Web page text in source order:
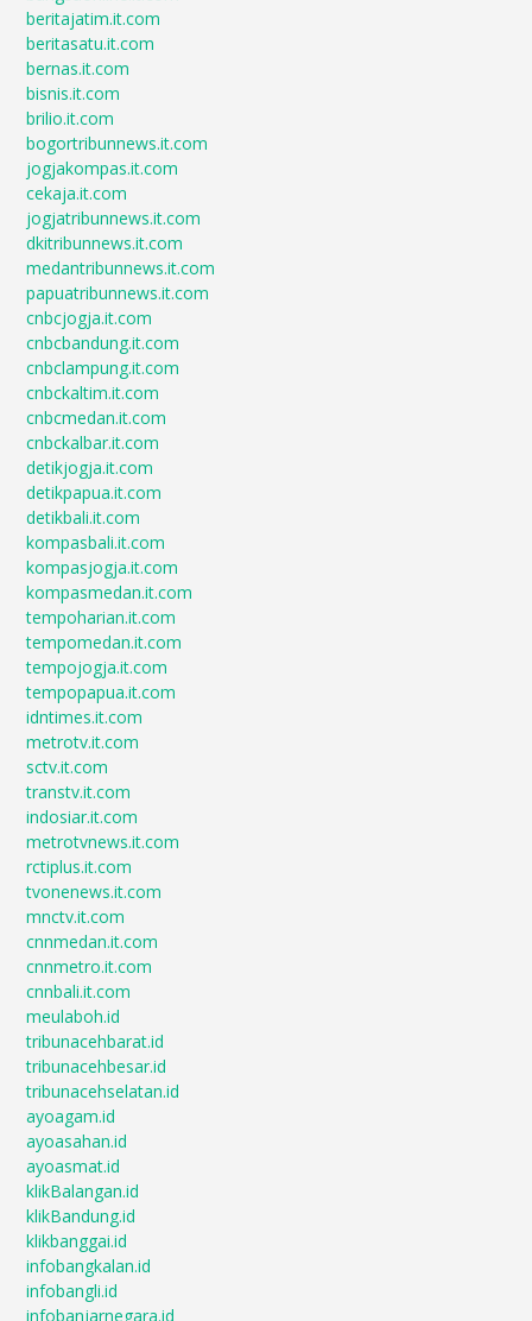
beritajatim.it.com
beritasatu.it.com
bernas.it.com
bisnis.it.com
brilio.it.com
bogortribunnews.it.com
jogjakompas.it.com
cekaja.it.com
jogjatribunnews.it.com
dkitribunnews.it.com
medantribunnews.it.com
papuatribunnews.it.com
cnbcjogja.it.com
cnbcbandung.it.com
cnbclampung.it.com
cnbckaltim.it.com
cnbcmedan.it.com
cnbckalbar.it.com
detikjogja.it.com
detikpapua.it.com
detikbali.it.com
kompasbali.it.com
kompasjogja.it.com
kompasmedan.it.com
tempoharian.it.com
tempomedan.it.com
tempojogja.it.com
tempopapua.it.com
idntimes.it.com
metrotv.it.com
sctv.it.com
transtv.it.com
indosiar.it.com
metrotvnews.it.com
rctiplus.it.com
tvonenews.it.com
mnctv.it.com
cnnmedan.it.com
cnnmetro.it.com
cnnbali.it.com
meulaboh.id
tribunacehbarat.id
tribunacehbesar.id
tribunacehselatan.id
ayoagam.id
ayoasahan.id
ayoasmat.id
klikBalangan.id
klikBandung.id
klikbanggai.id
infobangkalan.id
infobangli.id
infobanjarnegara.id